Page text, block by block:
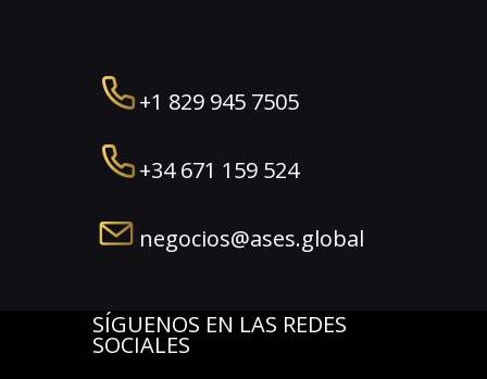
+1 829 945 7505
+34 671 159 524
negocios@ases.global
SÍGUENOS EN LAS REDES
SOCIALES